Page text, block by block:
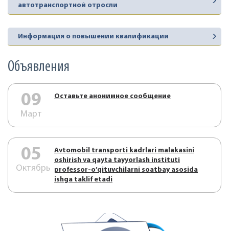
автотранспортной отросли
Информация о повышении квалификации
Объявления
09
Март
Оставьте анонимное сообщение
05
Октябрь
Аvtоmоbil trаnspоrti kаdrlаri mаlаkаsini
оshirish vа qаytа tаyyorlаsh instituti
prоfеssоr-o’qituvchilаrni sоаtbаy аsоsidа
ishgа tаklif etаdi